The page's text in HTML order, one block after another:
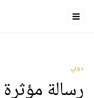
دولي
رسالة